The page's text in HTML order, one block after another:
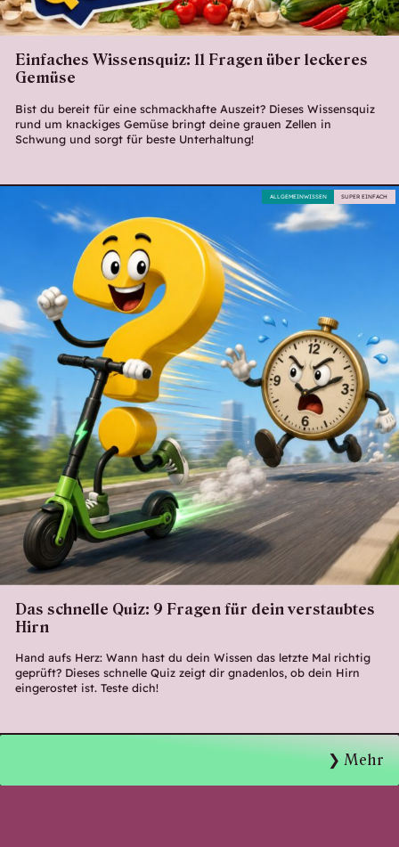
Einfaches Wissensquiz: 11 Fragen über leckeres
Gemüse
Bist du bereit für eine schmackhafte Auszeit? Dieses Wissensquiz
rund um knackiges Gemüse bringt deine grauen Zellen in
Schwung und sorgt für beste Unterhaltung!
Das schnelle Quiz: 9 Fragen für dein verstaubtes
Hirn
Hand aufs Herz: Wann hast du dein Wissen das letzte Mal richtig
geprüft? Dieses schnelle Quiz zeigt dir gnadenlos, ob dein Hirn
eingerostet ist. Teste dich!
SUPER EINFACH
ALLGEMEINWISSEN
Mehr